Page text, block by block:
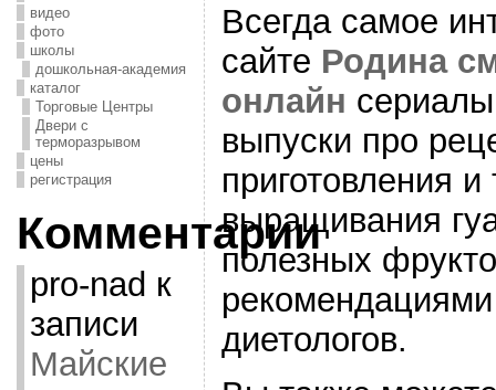
видео
фото
школы
дошкольная-академия
каталог
Торговые Центры
Двери с
терморазрывом
цены
регистрация
Комментарии
pro-nad к
записи
Майские
Всегда самое
сайте Родина
онлайн
выпуски про
приготовления и
выращивания
полезных
рекомендациями
диетологов.